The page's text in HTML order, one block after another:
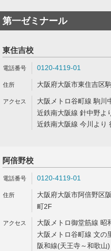
第一ゼミナール
東住吉校
0120-4119-01
大阪府大阪市東住吉区
大阪メトロ谷町線 駒川
近鉄南大阪線 針中野よ
近鉄南大阪線 今川より
阿倍野校
0120-4119-01
大阪府大阪市阿倍野区
町2F
大阪メトロ御堂筋線 昭
大阪メトロ谷町線 文の
阪和線(天王寺～和歌